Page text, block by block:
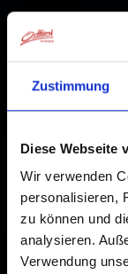
Zustimmung
Diese Webseite
Wir verwenden
personalisieren,
zu können und
analysieren.
Verwendung